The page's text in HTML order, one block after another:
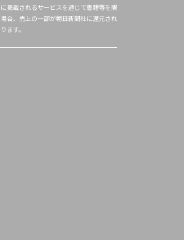
掲載されるサービスを通じて書籍等を購
合、売上の一部が朝日新聞社に還元され
ます。